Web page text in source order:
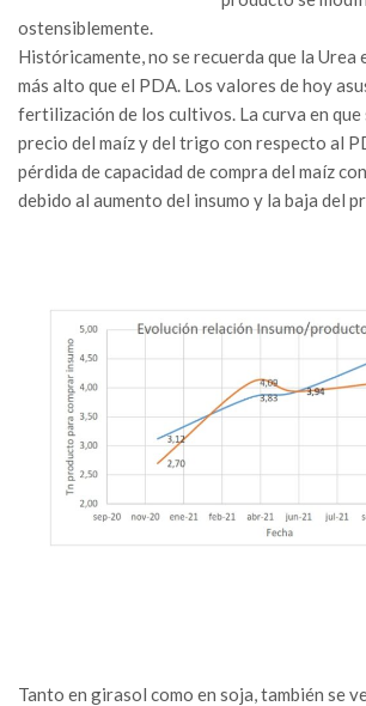
ostensiblemente.
Históricamente, no se recuerda que la Urea
más alto que el PDA. Los valores de hoy
fertilización de los cultivos. La curva en que
precio del maíz y del trigo con respecto al
pérdida de capacidad de compra del maíz
debido al aumento del insumo y la baja del
Tanto en girasol como en soja, también se